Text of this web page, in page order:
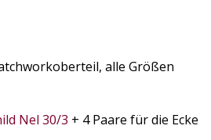
alle Größen
Nel 30/3 + 4 Paare für die Ecke